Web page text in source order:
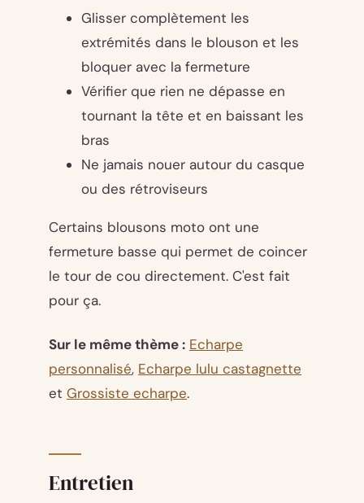
Glisser complètement les
extrémités dans le blouson et les
bloquer avec la fermeture
Vérifier que rien ne dépasse en
tournant la tête et en baissant les
bras
Ne jamais nouer autour du casque
ou des rétroviseurs
Certains blousons moto ont une
fermeture basse qui permet de coincer
le tour de cou directement. C'est fait
pour ça.
Sur le même thème : Echarpe
personnalisé, Echarpe lulu castagnette
et Grossiste echarpe.
Entretien